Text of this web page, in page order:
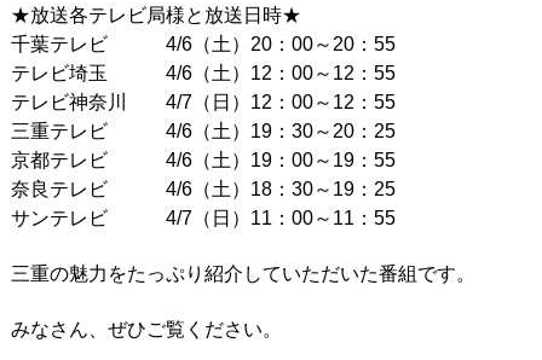
★放送各テレビ局様と放送日時★
千葉テレビ 4/6（土）20：00～20：55
テレビ埼玉 4/6（土）12：00～12：55
テレビ神奈川 4/7（日）12：00～12：55
三重テレビ 4/6（土）19：30～20：25
京都テレビ 4/6（土）19：00～19：55
奈良テレビ 4/6（土）18：30～19：25
サンテレビ 4/7（日）11：00～11：55
三重の魅力をたっぷり紹介していただいた番組です。
みなさん、ぜひご覧ください。